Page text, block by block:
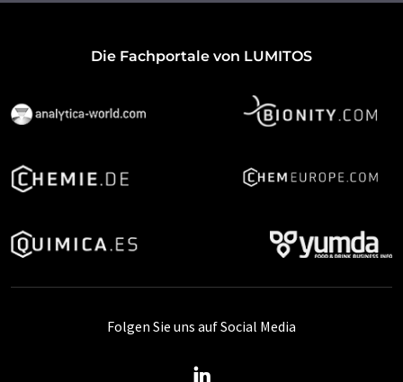
Die Fachportale von LUMITOS
Folgen Sie uns auf Social Media